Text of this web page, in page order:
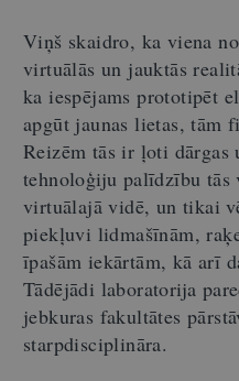
Viņš skaidro, ka viena
virtuālās un jauktās
ka iespējams prototipēt
apgūt jaunas lietas, tām
Reizēm tās ir ļoti dārgas
tehnoloģiju palīdzību tās
virtuālajā vidē, un tikai
piekļuvi lidmašīnām,
īpašām iekārtām, kā arī
Tādējādi laboratorija
jebkuras fakultātes
starpdisciplināra.